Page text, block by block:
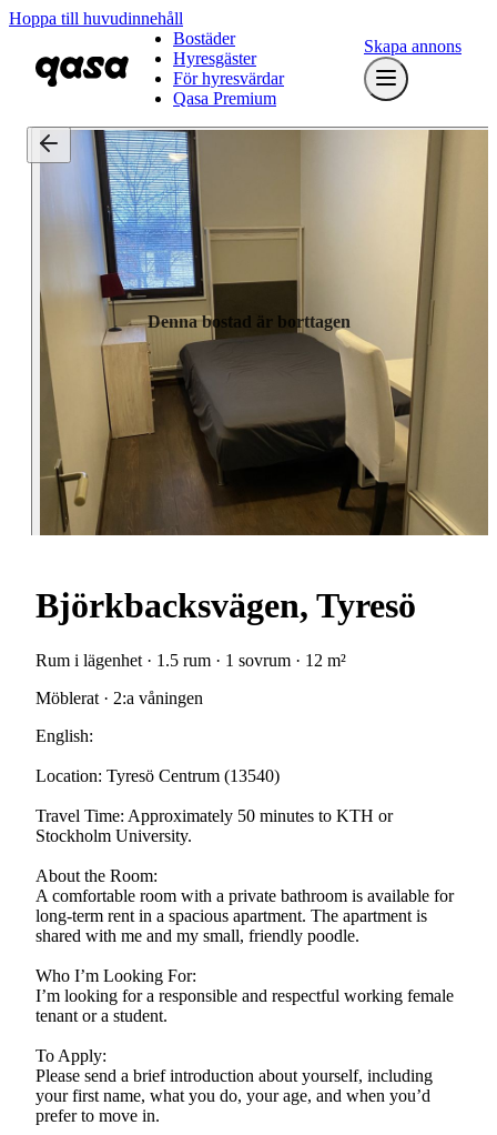
Hoppa till huvudinnehåll
Bostäder
Hyresgäster
För hyresvärdar
Qasa Premium
Skapa annons
Denna bostad är borttagen
Björkbacksvägen, Tyresö
Rum i lägenhet · 1.5 rum · 1 sovrum · 12 m²
Möblerat · 2:a våningen
English:
Location: Tyresö Centrum (13540)
Travel Time: Approximately 50 minutes to KTH or
Stockholm University.
About the Room:
A comfortable room with a private bathroom is available for
long-term rent in a spacious apartment. The apartment is
shared with me and my small, friendly poodle.
Who I’m Looking For:
I’m looking for a responsible and respectful working female
tenant or a student.
To Apply:
Please send a brief introduction about yourself, including
your first name, what you do, your age, and when you’d
prefer to move in.